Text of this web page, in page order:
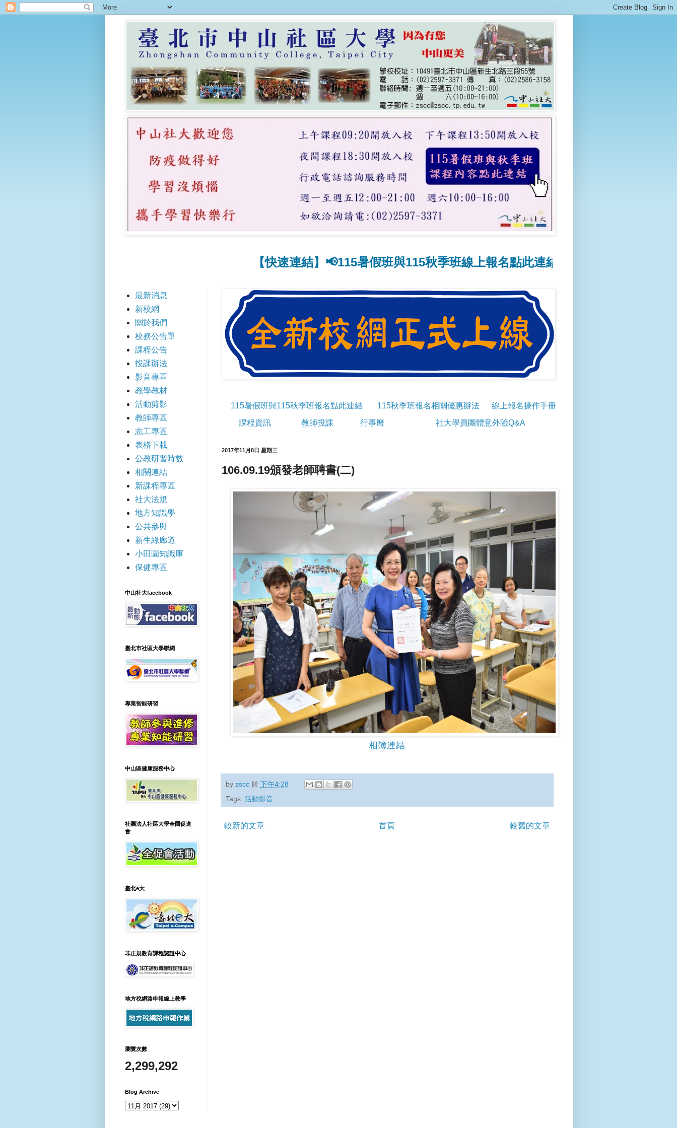
【快速連結】📢115暑假班與115秋季班線上報名點此連結 📢線上報名操作方式點此連結
115暑假班與115秋季班報名點此連結 115秋季班報名相關優惠辦法
線上報名操作手冊
課程資訊
教師投課 行事曆 社大學員團體意外險Q&A
2017年11月8日 星期三
106.09.19頒發老師聘書(二)
相簿連結
by zscc 於 下午4:28
Tags: 活動影音
較新的文章 較舊的文章
首頁
最新消息
新校網
關於我們
校務公告單
課程公告
投課辦法
影音專區
教學教材
活動剪影
教師專區
志工專區
表格下載
公教研習時數
相關連結
新課程專區
社大法規
地方知識學
公共參與
新生綠廊道
小田園知識庫
保健專區
中山社大facebook
臺北市社區大學聯網
專業智能研習
中山區健康服務中心
社團法人社區大學全國促進
會
臺北e大
非正規教育課程認證中心
地方稅網路申報線上教學
瀏覽次數
2,299,292
Blog Archive